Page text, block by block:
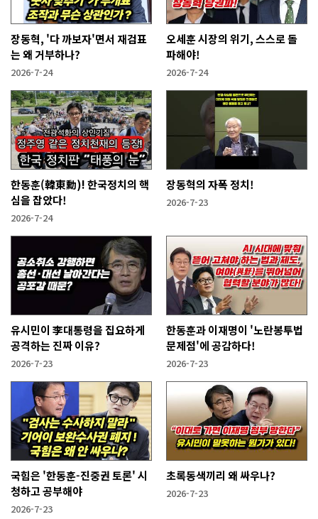
장동혁, '다 까보자'면서 재검표
는 왜 거부하나?
2026-7-24
오세훈 시장의 위기, 스스로 돌
파해야!
2026-7-24
한동훈(韓東勳)! 한국정치의 핵
심을 잡았다!
2026-7-24
장동혁의 자폭 정치!
2026-7-23
유시민이 李대통령을 집요하게
공격하는 진짜 이유?
2026-7-23
한동훈과 이재명이 '노란봉투법
문제점'에 공감하다!
2026-7-23
국힘은 '한동훈-진중권 토론' 시
청하고 공부해야
2026-7-23
초록동색끼리 왜 싸우나?
2026-7-23